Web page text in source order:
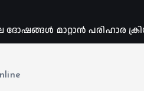
മാറ്റാൻ പരിഹാര